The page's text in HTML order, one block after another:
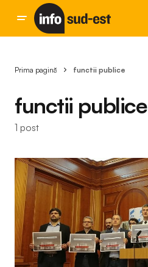
Prima pagină functii publice
functii publice
1 post